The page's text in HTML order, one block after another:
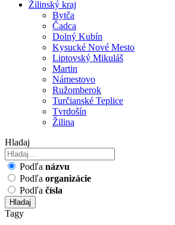
Žilinský kraj
Bytča
Čadca
Dolný Kubín
Kysucké Nové Mesto
Liptovský Mikuláš
Martin
Námestovo
Ružomberok
Turčianské Teplice
Tvrdošín
Žilina
Hladaj
Podľa názvu
Podľa organizácie
Podľa čísla
Hladaj
Tagy